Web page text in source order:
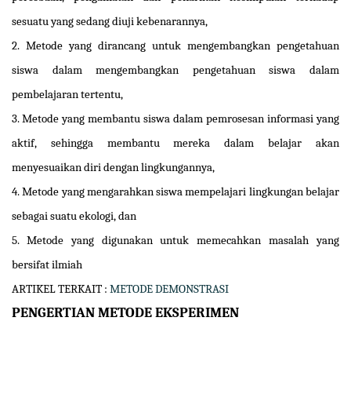
sesuatu yang sedang diuji kebenarannya,
2. Metode yang dirancang untuk mengembangkan pengetahuan
siswa dalam mengembangkan pengetahuan siswa dalam
pembelajaran tertentu,
3.Metode yang membantu siswa dalam pemrosesan informasi yang
aktif, sehingga membantu mereka dalam belajar akan
menyesuaikan diri dengan lingkungannya,
4.Metode yang mengarahkan siswa mempelajari lingkungan belajar
sebagai suatu ekologi, dan
5. Metode yang digunakan untuk memecahkan masalah yang
bersifat ilmiah
ARTIKEL TERKAIT : METODE DEMONSTRASI
PENGERTIAN METODE EKSPERIMEN